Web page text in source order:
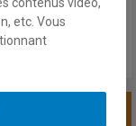
contenus vidéo,
etc. Vous